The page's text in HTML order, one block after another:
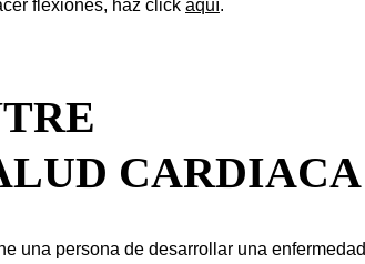
flexiones, haz click aquí.
CARDIACA
una persona de desarrollar una enfermedad